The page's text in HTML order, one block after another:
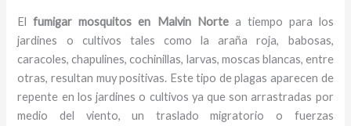
Elfumigar mosquitos en Malvin Nortea tiempo para los
jardines o cultivos tales como la araña roja, babosas,
caracoles, chapulines, cochinillas, larvas, moscas blancas, entre
otras, resultan muy positivas. Este tipo de plagas aparecen de
repente en los jardines o cultivos ya que son arrastradas por
medio del viento, un traslado migratorio o fuerzas